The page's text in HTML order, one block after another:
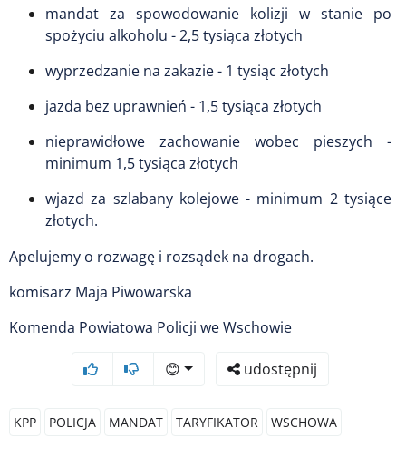
mandat za spowodowanie kolizji w stanie po
spożyciu alkoholu - 2,5 tysiąca złotych
wyprzedzanie na zakazie - 1 tysiąc złotych
jazda bez uprawnień - 1,5 tysiąca złotych
nieprawidłowe zachowanie wobec pieszych -
minimum 1,5 tysiąca złotych
wjazd za szlabany kolejowe - minimum 2 tysiące
złotych.
Apelujemy o rozwagę i rozsądek na drogach.
komisarz Maja Piwowarska
Komenda Powiatowa Policji we Wschowie
😊 udostępnij
KPP POLICJA MANDAT TARYFIKATOR WSCHOWA